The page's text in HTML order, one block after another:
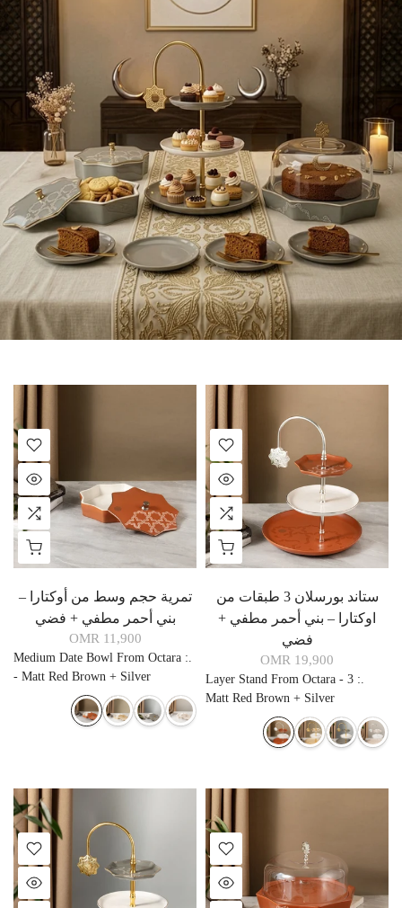
ستاند بورسلان 3 طبقات من
اوكتارا – بني أحمر مطفي +
فضي
19,900 OMR
:
3 Layer Stand From Octara -
Matt Red Brown + Silver
تمرية حجم وسط من أوكتارا –
بني أحمر مطفي + فضي
11,900 OMR
:
Medium Date Bowl From Octara
- Matt Red Brown + Silver